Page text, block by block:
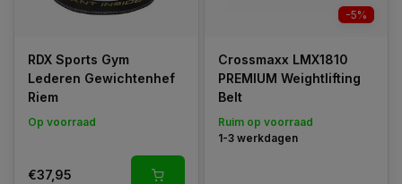
RDX Sports Gym
Lederen Gewichtenhef
Riem
Op voorraad
€37,95
-5%
Crossmaxx LMX1810
PREMIUM Weightlifting
Belt
Ruim op voorraad
1-3 werkdagen